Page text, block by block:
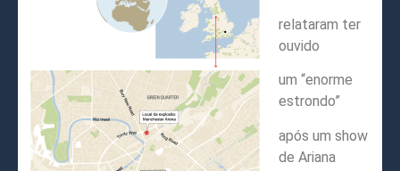
relataram ter
ouvido
um “enorme
estrondo”
após um show
de Ariana